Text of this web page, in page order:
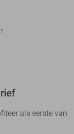
als eerste van